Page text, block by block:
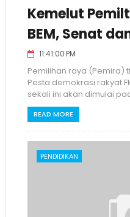
Kemelut
BEM, Senat
11:41:00 PM
Pemilihan raya (Pemira)
Pesta demokrasi rakyat
sekali ini akan dimulai
READ MORE
PENDIDIKAN